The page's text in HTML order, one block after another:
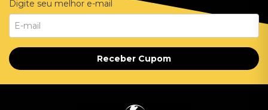
Digite seu melhor e-mail
Receber Cupom